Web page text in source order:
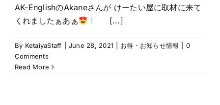
AK-EnglishのAkaneさんが けーたい屋に取材に来て
くれましたぁあぁ
[...]
By KetaiyaStaff June 28, 2021 お得・お知らせ情報
0
Comments
Read More